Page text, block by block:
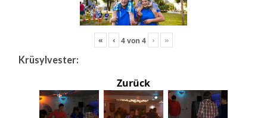
« ‹ 4von 4 › »
Krüsylvester:
Zurück